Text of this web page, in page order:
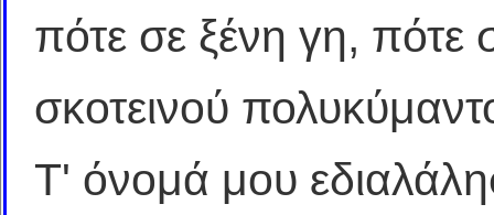
πότε σε ξένη γη, πότε
σκοτεινού
Τ' όνομά μου